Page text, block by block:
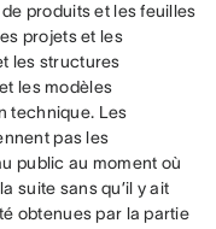
produits et les feuilles
projets et les
les structures
les modèles
technique. Les
pas les
public au moment où
suite sans qu’il y ait
obtenues par la partie